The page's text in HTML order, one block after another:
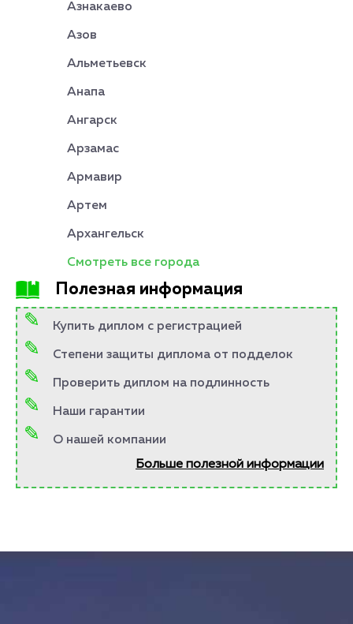
Азнакаево
Азов
Альметьевск
Анапа
Ангарск
Арзамас
Армавир
Артем
Архангельск
Смотреть все города
Полезная информация
Купить диплом с регистрацией
Степени защиты диплома от подделок
Проверить диплом на подлинность
Наши гарантии
О нашей компании
Больше полезной информации